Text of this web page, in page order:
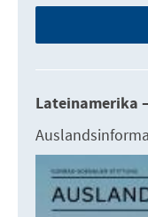
Lateinamerika